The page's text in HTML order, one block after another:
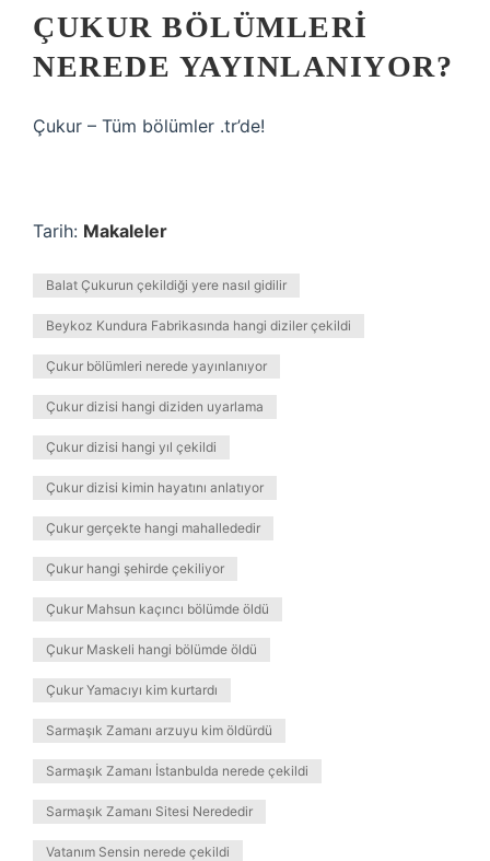
ÇUKUR BÖLÜMLERI
NEREDE YAYINLANIYOR?
Çukur – Tüm bölümler .tr’de!
Tarih: Makaleler
Balat Çukurun çekildiği yere nasıl gidilir
Beykoz Kundura Fabrikasında hangi diziler çekildi
Çukur bölümleri nerede yayınlanıyor
Çukur dizisi hangi diziden uyarlama
Çukur dizisi hangi yıl çekildi
Çukur dizisi kimin hayatını anlatıyor
Çukur gerçekte hangi mahallededir
Çukur hangi şehirde çekiliyor
Çukur Mahsun kaçıncı bölümde öldü
Çukur Maskeli hangi bölümde öldü
Çukur Yamacıyı kim kurtardı
Sarmaşık Zamanı arzuyu kim öldürdü
Sarmaşık Zamanı İstanbulda nerede çekildi
Sarmaşık Zamanı Sitesi Nerededir
Vatanım Sensin nerede çekildi